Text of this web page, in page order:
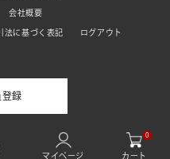
マイページ カート
0
会社概要
法に基づく表記 ログアウト
登録
reserved